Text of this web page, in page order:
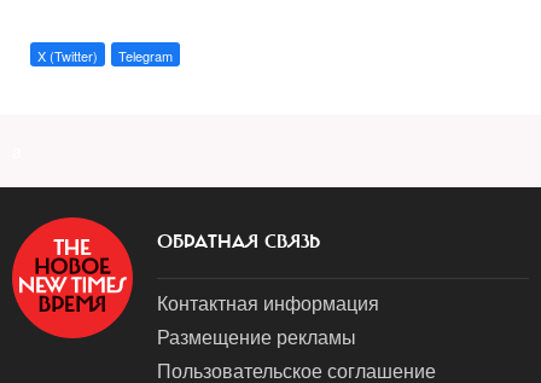
X (Twitter) Telegram
ОБРАТНАЯ СВЯЗЬ
Контактная информация
Размещение рекламы
Пользовательское соглашение